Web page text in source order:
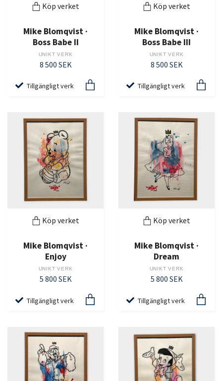
Köp verket
Mike Blomqvist ·
Boss Babe II
UNIKT VERK
8 500 SEK
Tillgängligt verk
Köp verket
Mike Blomqvist ·
Boss Babe III
UNIKT VERK
8 500 SEK
Tillgängligt verk
Köp verket
Mike Blomqvist ·
Enjoy
UNIKT VERK
5 800 SEK
Tillgängligt verk
Köp verket
Mike Blomqvist ·
Dream
UNIKT VERK
5 800 SEK
Tillgängligt verk